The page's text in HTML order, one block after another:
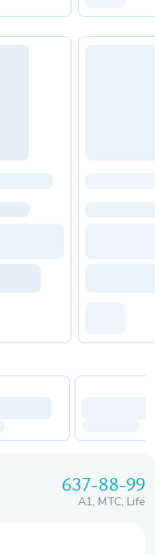
637-88-99
A1, МТС, Life